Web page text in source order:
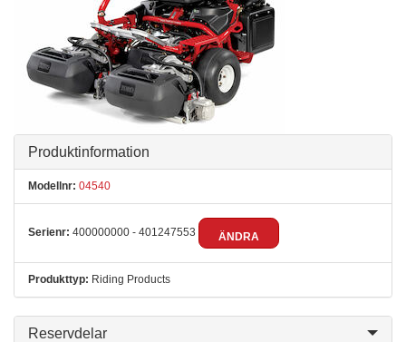
Produktinformation
Modellnr: 04540
Serienr: 400000000 - 401247553 ÄNDRA
Produkttyp: Riding Products
Reservdelar